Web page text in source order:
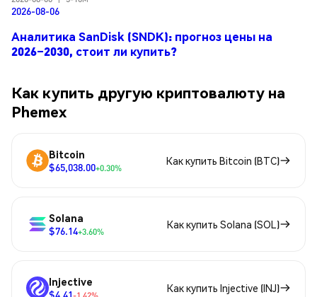
2026-08-06
Аналитика SanDisk (SNDK): прогноз цены на
2026–2030, стоит ли купить?
Как купить другую криптовалюту на
Phemex
Bitcoin
$65,038.00+0.30%
Как купить Bitcoin (BTC)
Solana
$76.14+3.60%
Как купить Solana (SOL)
Injective
$4.41
Как купить Injective (INJ)